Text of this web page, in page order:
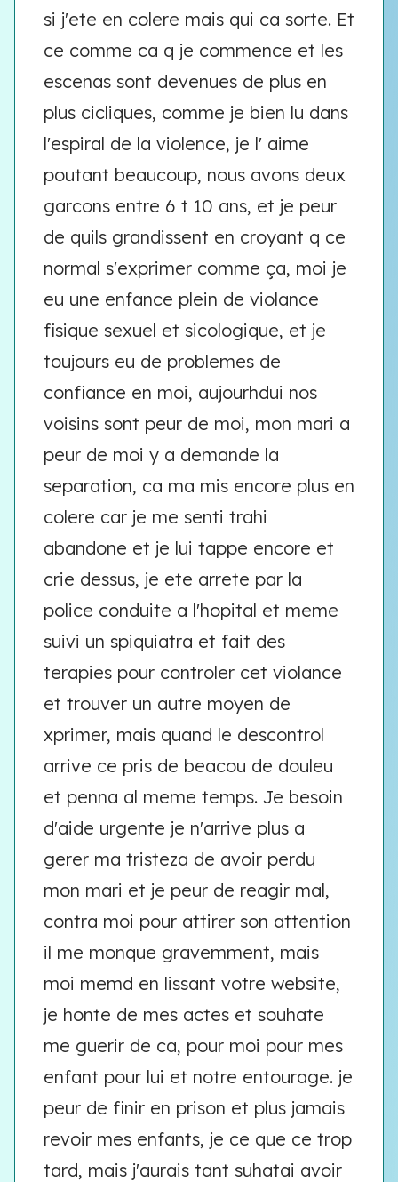
si j'ete en colere mais qui ca sorte. Et
ce comme ca q je commence et les
escenas sont devenues de plus en
plus cicliques, comme je bien lu dans
l'espiral de la violence, je l' aime
poutant beaucoup, nous avons deux
garcons entre 6 t 10 ans, et je peur
de quils grandissent en croyant q ce
normal s'exprimer comme ça, moi je
eu une enfance plein de violance
fisique sexuel et sicologique, et je
toujours eu de problemes de
confiance en moi, aujourhdui nos
voisins sont peur de moi, mon mari a
peur de moi y a demande la
separation, ca ma mis encore plus en
colere car je me senti trahi
abandone et je lui tappe encore et
crie dessus, je ete arrete par la
police conduite a l'hopital et meme
suivi un spiquiatra et fait des
terapies pour controler cet violance
et trouver un autre moyen de
xprimer, mais quand le descontrol
arrive ce pris de beacou de douleu
et penna al meme temps. Je besoin
d'aide urgente je n'arrive plus a
gerer ma tristeza de avoir perdu
mon mari et je peur de reagir mal,
contra moi pour attirer son attention
il me monque gravemment, mais
moi memd en lissant votre website,
je honte de mes actes et souhate
me guerir de ca, pour moi pour mes
enfant pour lui et notre entourage. je
peur de finir en prison et plus jamais
revoir mes enfants, je ce que ce trop
tard, mais j'aurais tant suhatai avoir